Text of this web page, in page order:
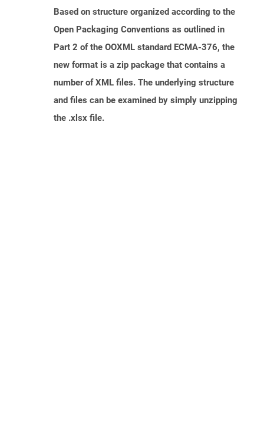
Based on structure organized according to the
Open Packaging Conventions as outlined in
Part 2 of the OOXML standard ECMA-376, the
new format is a zip package that contains a
number of XML files. The underlying structure
and files can be examined by simply unzipping
the .xlsx file.